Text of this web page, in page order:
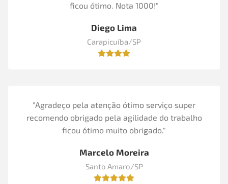
ficou ótimo. Nota 1000!"
Diego Lima
Carapicuíba/SP
"Agradeço pela atenção ótimo serviço super
recomendo obrigado pela agilidade do trabalho
ficou ótimo muito obrigado."
Marcelo Moreira
Santo Amaro/SP